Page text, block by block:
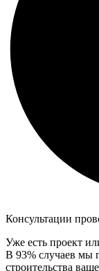
Консультации
Уже есть проект
В 93% случаев мы
строительства